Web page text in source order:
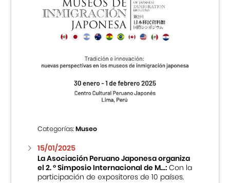
Categorías:Museo
15/01/2025
La Asociación Peruano Japonesa organiza
el 2. ° Simposio Internacional de M...:Con la
participación de expositores de 10 países.